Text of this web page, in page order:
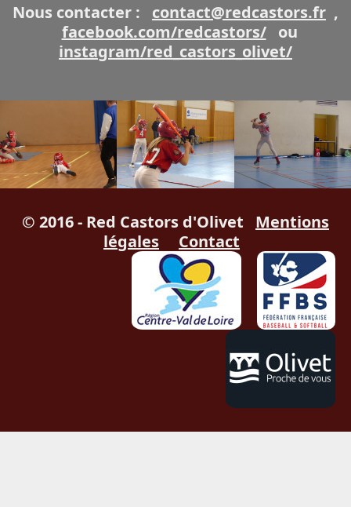
Nous contacter : contact@redcastors.fr ,
facebook.com/redcastors/
ou
instagram/red_castors_olivet/
© 2016 - Red Castors d'Olivet
Mentions
légales
Contact